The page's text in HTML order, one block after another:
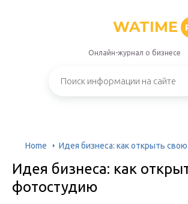
WATIME
Онлайн-журнал о бизнесе
Home Идея бизнеса: как открыть
Идея бизнеса: как
фотостудию